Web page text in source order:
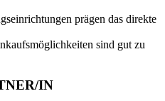
prägen das direkte
sind gut zu
IN